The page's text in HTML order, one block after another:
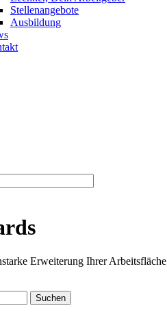
Stellenangebote
Ausbildung
Erweiterung Ihrer Arbeitsfläche
Suchen